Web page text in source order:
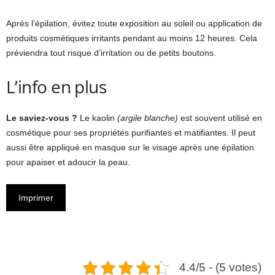
Après l’épilation, évitez toute exposition au soleil ou application de
produits cosmétiques irritants pendant au moins 12 heures. Cela
préviendra tout risque d’irritation ou de petits boutons.
L’info en plus
Le saviez-vous ? Le kaolin (argile blanche) est souvent utilisé en
cosmétique pour ses propriétés purifiantes et matifiantes. Il peut
aussi être appliqué en masque sur le visage après une épilation
pour apaiser et adoucir la peau.
Imprimer
4.4/5 - (5 votes)